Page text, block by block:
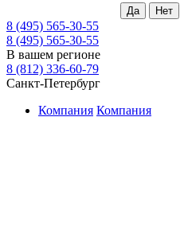
8 (495) 565-30-55
8 (495) 565-30-55
В вашем регионе
8 (812) 336-60-79
Санкт-Петербург
Компания Компания